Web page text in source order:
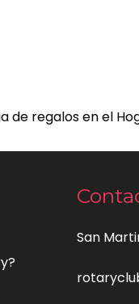
de regalos en el
San